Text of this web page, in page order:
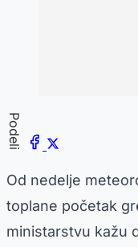
Podeli
Od nedelje
toplane početak
ministarstvu kažu